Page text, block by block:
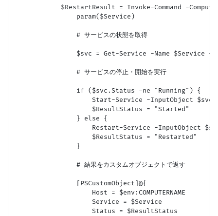
$RestartResult = Invoke-Command -
                param($Service)
                # サービスの状態を取得
$svc = Get-Service -Name $Service -
                # サービスの停止・開始を実行
                if ($svc.Status -ne "Running") {
Start-Service -InputObject $svc
                    $ResultStatus = "Started"
                } else {
Restart-Service -InputObject
                    $ResultStatus = "Restarted"
                }
                # 結果をカスタムオブジェクトで返す
                [PSCustomObject]@{
                    Host = $env:COMPUTERNAME
                    Service = $Service
                    Status = $ResultStatus